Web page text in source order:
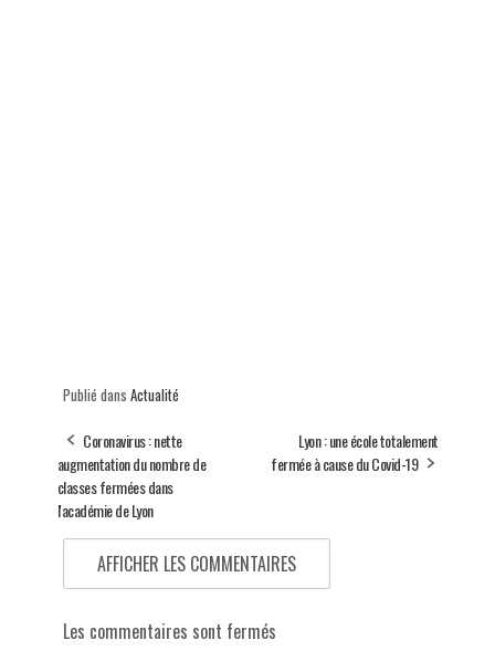
Publié dans Actualité
Coronavirus : nette
augmentation du nombre de
classes fermées dans
l'académie de Lyon
Lyon : une école totalement
fermée à cause du Covid-19
AFFICHER LES COMMENTAIRES
Les commentaires sont fermés